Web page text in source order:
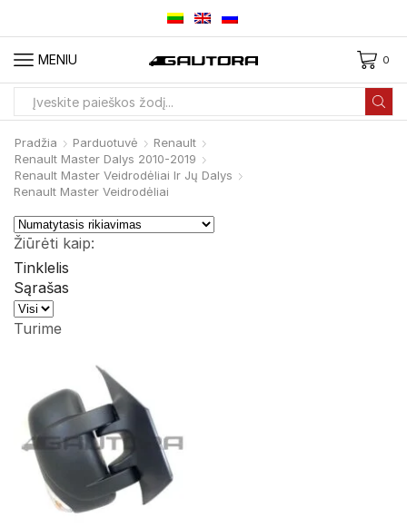
MENIU 0
Pradžia Parduotuvė
Renault
Renault Master Dalys 2010-2019
Renault Master Veidrodėliai Ir Jų Dalys
Renault Master Veidrodėliai
Žiūrėti kaip:
Tinklelis
Sąrašas
Produktai
viename
Turime